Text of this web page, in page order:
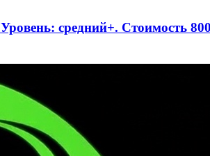
средний+. Стоимость